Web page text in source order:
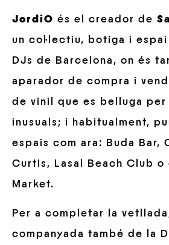
JordiO és el creador de
un col·lectiu, botiga i
DJs de Barcelona, on és
aparador de compra i
de vinil que es belluga per
inusuals; i habitualment,
espais com ara: Buda Bar,
Curtis, Lasal Beach Club o
Market.
Per a completar la
companyada també de la